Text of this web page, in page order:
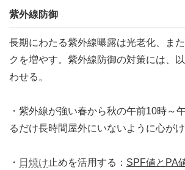
紫外線防御
長期にわたる紫外線曝露は光老化、ま
クを増やす。紫外線防御の対策には、
わせる。
・紫外線が強い春から秋の午前10時～
るだけ長時間屋外にいないように心がけ
・ 日焼け 止めを活用する： SPF値とPA